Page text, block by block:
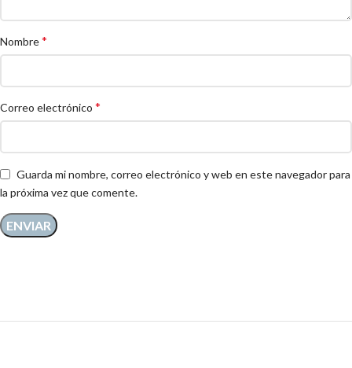
Nombre*
Correo electrónico *
Guarda mi nombre, correo electrónico y web en este navegador para
la próxima vez que comente.